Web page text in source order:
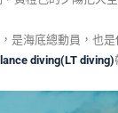
是海底總動員，也是
lance diving(LT diving)